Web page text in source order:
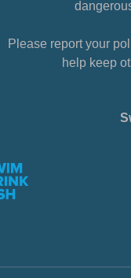
Please report your
help keep